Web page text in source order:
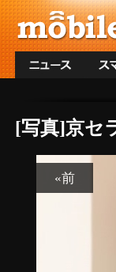
[写真]京セ
«前